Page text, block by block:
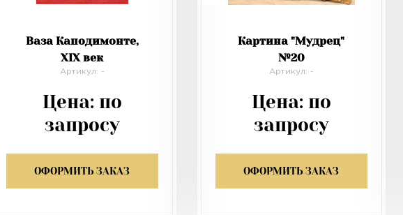
Ваза Каподимонте,
XIX век
Артикул: -
Цена: по
запросу
ОФОРМИТЬ ЗАКАЗ
Картина "Мудрец"
№20
Артикул: -
Цена: по
запросу
ОФОРМИТЬ ЗАКАЗ